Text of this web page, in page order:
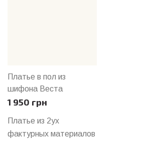
Платье в пол из
шифона Веста
1 950 грн
Платье из 2ух
фактурных материалов